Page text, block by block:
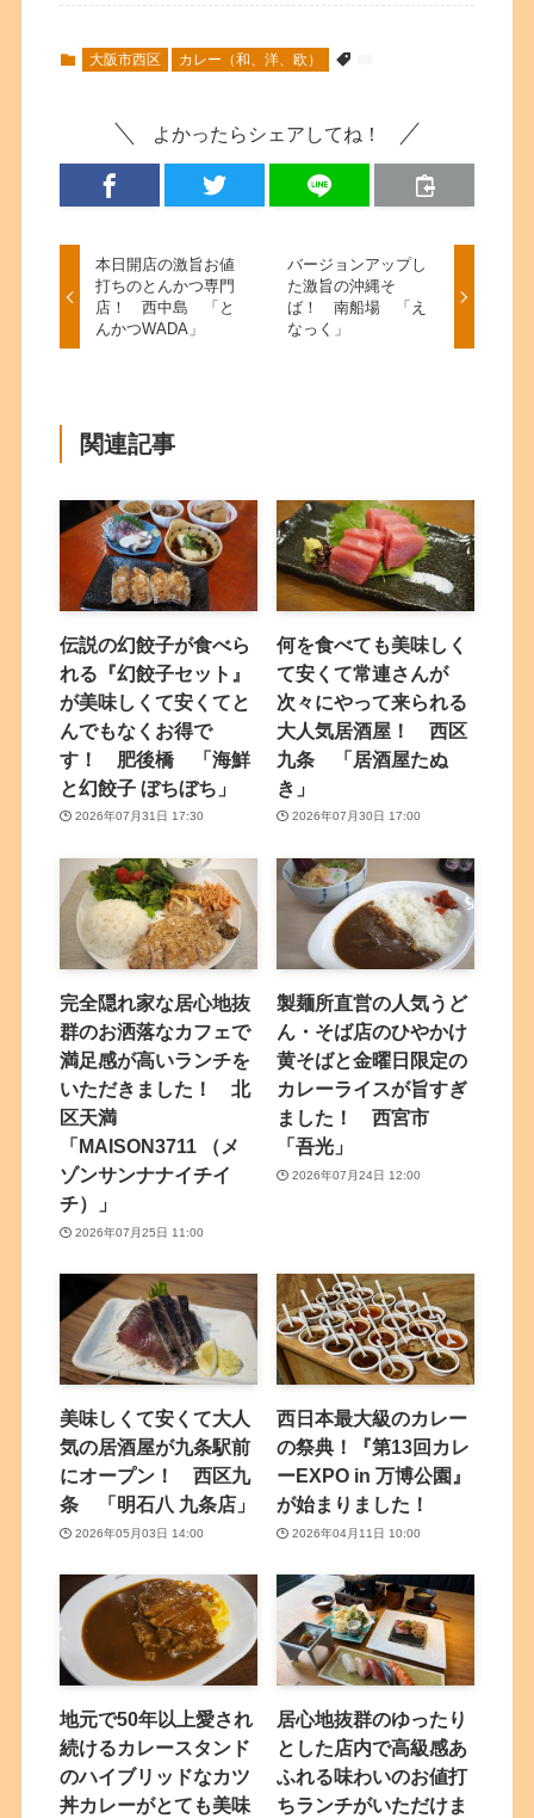
大阪市西区 カレー（和、洋、欧）
よかったらシェアしてね！
本日開店の激旨お値
打ちのとんかつ専門
店！ 西中島 「と
んかつWADA」
バージョンアップし
た激旨の沖縄そ
ば！ 南船場 「え
なっく」
関連記事
伝説の幻餃子が食べら
れる『幻餃子セット』
が美味しくて安くてと
んでもなくお得で
す！ 肥後橋 「海鮮
と幻餃子 ぼちぼち」
2026年07月31日 17:30
何を食べても美味しく
て安くて常連さんが
次々にやって来られる
大人気居酒屋！ 西区
九条 「居酒屋たぬ
き」
2026年07月30日 17:00
完全隠れ家な居心地抜
群のお洒落なカフェで
満足感が高いランチを
いただきました！ 北
区天満
「MAISON3711 （メ
ゾンサンナナイチイ
チ）」
2026年07月25日 11:00
製麺所直営の人気うど
ん・そば店のひやかけ
黄そばと金曜日限定の
カレーライスが旨すぎ
ました！ 西宮市
「吾光」
2026年07月24日 12:00
美味しくて安くて大人
気の居酒屋が九条駅前
にオープン！ 西区九
条 「明石八 九条店」
2026年05月03日 14:00
西日本最大級のカレー
の祭典！『第13回カレ
ーEXPO in 万博公園』
が始まりました！
2026年04月11日 10:00
地元で50年以上愛され
続けるカレースタンド
のハイブリッドなカツ
丼カレーがとても美味
居心地抜群のゆったり
とした店内で高級感あ
ふれる味わいのお値打
ちランチがいただけま